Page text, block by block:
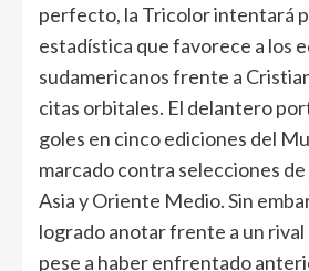
perfecto, la Tricolor intentará
estadística que favorece a los
sudamericanos frente a
citas orbitales. El delantero
goles en cinco ediciones del
marcado contra selecciones
Asia y Oriente Medio. Sin
logrado anotar frente a un rival
pese a haber enfrentado